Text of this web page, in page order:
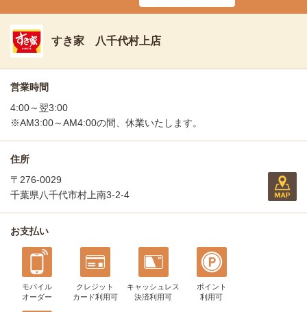
すき家 八千代村上店
営業時間
4:00～翌3:00
※AM3:00～AM4:00の間、休業いたします。
住所
〒276-0029
千葉県八千代市村上南3-2-4
お支払い
モバイル
オーダー
クレジット
カード利用可
キャッシュレス
決済利用可
ポイント
利用可